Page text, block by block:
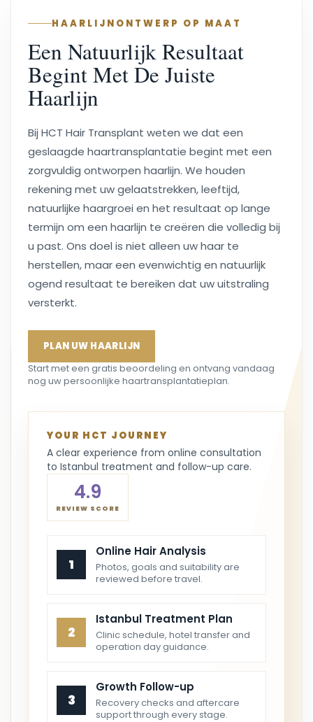
HAARLIJNONTWERP OP MAAT
Een Natuurlijk Resultaat
Begint Met De Juiste
Haarlijn
Bij HCT Hair Transplant weten we dat een
geslaagde haartransplantatie begint met een
zorgvuldig ontworpen haarlijn. We houden
rekening met uw gelaatstrekken, leeftijd,
natuurlijke haargroei en het resultaat op lange
termijn om een haarlijn te creëren die volledig bij
u past. Ons doel is niet alleen uw haar te
herstellen, maar een evenwichtig en natuurlijk
ogend resultaat te bereiken dat uw uitstraling
versterkt.
PLAN UW HAARLIJN
Start met een gratis beoordeling en ontvang vandaag
nog uw persoonlijke haartransplantatieplan.
YOUR HCT JOURNEY
A clear experience from online consultation
to Istanbul treatment and follow-up care.
4.9
REVIEW SCORE
1
Online Hair Analysis
Photos, goals and suitability are
reviewed before travel.
2
Istanbul Treatment Plan
Clinic schedule, hotel transfer and
operation day guidance.
3
Growth Follow-up
Recovery checks and aftercare
support through every stage.